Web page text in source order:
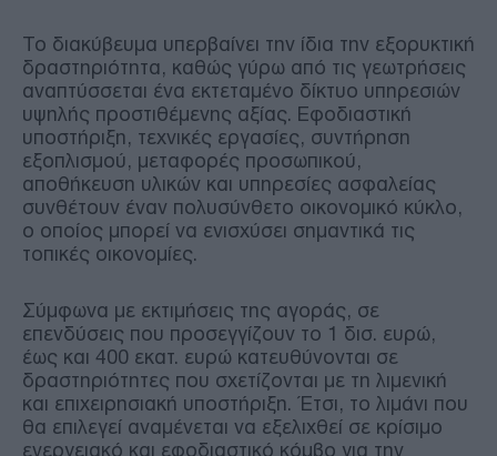
Το διακύβευμα υπερβαίνει την ίδια την εξορυκτική
δραστηριότητα, καθώς γύρω από τις γεωτρήσεις
αναπτύσσεται ένα εκτεταμένο δίκτυο υπηρεσιών
υψηλής προστιθέμενης αξίας. Εφοδιαστική
υποστήριξη, τεχνικές εργασίες, συντήρηση
εξοπλισμού, μεταφορές προσωπικού,
αποθήκευση υλικών και υπηρεσίες ασφαλείας
συνθέτουν έναν πολυσύνθετο οικονομικό κύκλο,
ο οποίος μπορεί να ενισχύσει σημαντικά τις
τοπικές οικονομίες.
Σύμφωνα με εκτιμήσεις της αγοράς, σε
επενδύσεις που προσεγγίζουν το 1 δισ. ευρώ,
έως και 400 εκατ. ευρώ κατευθύνονται σε
δραστηριότητες που σχετίζονται με τη λιμενική
και επιχειρησιακή υποστήριξη. Έτσι, το λιμάνι που
θα επιλεγεί αναμένεται να εξελιχθεί σε κρίσιμο
ενεργειακό και εφοδιαστικό κόμβο για την